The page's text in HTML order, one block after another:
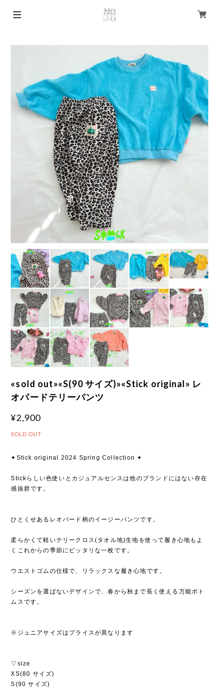
«sold out»«S(90 サイズ)»«Stick original» レ
オパードテリーパンツ
¥2,900
SOLD OUT
✦Stick original 2024 Spring Collection ✦
Stickらしい色使いとカジュアルセンスは他のブランドにはない存在
感抜群です。
ひとくせあるレオパード柄のイージーパンツです。
柔らかくて軽いテリークロス(タオル地)生地を使って履き心地もよ
くこれからの季節にピッタリな一枚です。
ウエストゴムの仕様で、リラックスな履き心地です。
シーズンを選ばないデザインで、春から秋まで長く使える万能ボト
ムスです。
※ジュニアサイズはプライスが異なります
▽size
XS(80 サイズ)
S(90 サイズ)